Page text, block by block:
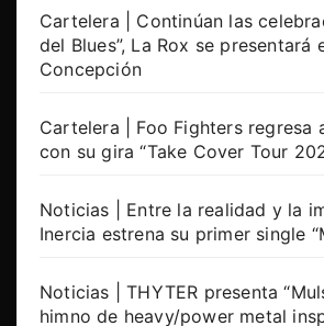
Cartelera | Continúan las
del Blues”, La Rox se presentará
Concepción
Cartelera | Foo Fighters regresa
con su gira “Take Cover Tour
Noticias | Entre la realidad y la
Inercia estrena su primer single
Noticias | THYTER presenta
himno de heavy/power metal